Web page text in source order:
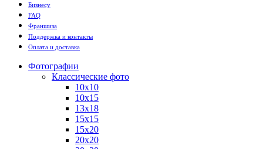
Бизнесу
FAQ
Франшиза
Поддержка и контакты
Оплата и доставка
Фотографии
Классические фото
10х10
10х15
13х18
15х15
15х20
20х20